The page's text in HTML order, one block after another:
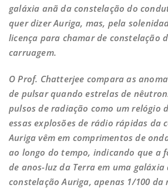
galáxia anã da constelação do
quer dizer Auriga, mas, pela
licença para chamar de constelação
carruagem.
O Prof. Chatterjee compara as
de pulsar quando estrelas de
pulsos de radiação como um relógio
essas explosões de rádio rápidas da
Auriga vêm em comprimentos de
ao longo do tempo, indicando que a
de anos-luz da Terra em uma
constelação Auriga, apenas 1/100 da